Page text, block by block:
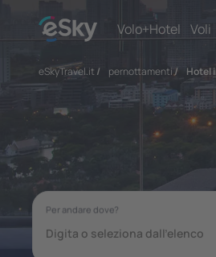
Volo+Hotel Voli
eSkyTravel.it / pernottamenti/ Hotel